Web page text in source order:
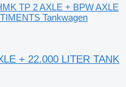
TP 2 AXLE + BPW AXLE
Tankwagen
+ 22.000 LITER TANK